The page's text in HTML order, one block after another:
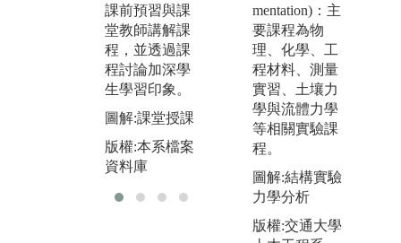
課前預習與課
堂教師講解課
程，並透過課
程討論加深學
生學習印象。
圖解:課堂授課
版權:本系檔案
資料庫
圖解:專題演講
活動
版權:本系檔案
資料庫
mentation)：主
要課程為物
理、化學、工
程材料、測量
實習、土壤力
學與流體力學
等相關實驗課
程。
圖解:結構實驗
力學分析
版權:交通大學